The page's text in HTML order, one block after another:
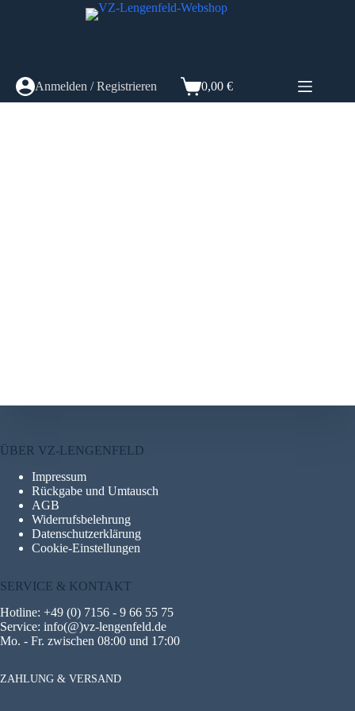
Anmelden / Registrieren Warenkorb
0,00 €
ÜBER VZ-LENGENFELD
Impressum
Rückgabe und Umtausch
AGB
Widerrufsbelehrung
Datenschutzerklärung
Cookie-Einstellungen
SERVICE & KONTAKT
Hotline: +49 (0) 7156 - 9 66 55 75
Service: info(@)vz-lengenfeld.de
Mo. - Fr. zwischen 08:00 und 17:00
ZAHLUNG & VERSAND